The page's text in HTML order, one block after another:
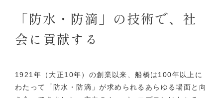
「防水・防滴」の技術で、社
会に貢献する
1921年（大正10年）の創業以来、船橋は100年以上に
わたって「防水・防滴」が求められるあらゆる場面と向